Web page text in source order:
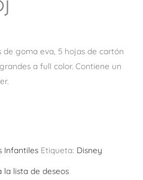
goma eva, 5 hojas de cartón
a full color. Contiene un
Infantiles Etiqueta: Disney
la lista de deseos